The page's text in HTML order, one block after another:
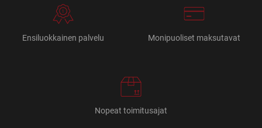
Ensiluokkainen palvelu Monipuoliset maksutavat
Nopeat toimitusajat